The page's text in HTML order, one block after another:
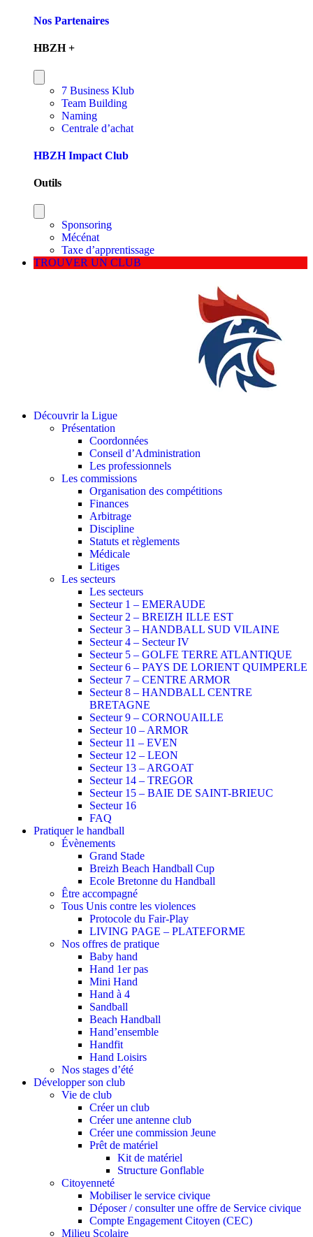
Nos Partenaires
HBZH +
7 Business Klub
Team Building
Naming
Centrale d’achat
HBZH Impact Club
Outils
Sponsoring
Mécénat
Taxe d’apprentissage
TROUVER UN CLUB
Découvrir la Ligue
Présentation
Coordonnées
Conseil d’Administration
Les professionnels
Les commissions
Organisation des compétitions
Finances
Arbitrage
Discipline
Statuts et règlements
Médicale
Litiges
Les secteurs
Les secteurs
Secteur 1 – EMERAUDE
Secteur 2 – BREIZH ILLE EST
Secteur 3 – HANDBALL SUD VILAINE
Secteur 4 – Secteur IV
Secteur 5 – GOLFE TERRE ATLANTIQUE
Secteur 6 – PAYS DE LORIENT QUIMPERLE
Secteur 7 – CENTRE ARMOR
Secteur 8 – HANDBALL CENTRE
BRETAGNE
Secteur 9 – CORNOUAILLE
Secteur 10 – ARMOR
Secteur 11 – EVEN
Secteur 12 – LEON
Secteur 13 – ARGOAT
Secteur 14 – TREGOR
Secteur 15 – BAIE DE SAINT-BRIEUC
Secteur 16
FAQ
Pratiquer le handball
Évènements
Grand Stade
Breizh Beach Handball Cup
Ecole Bretonne du Handball
Être accompagné
Tous Unis contre les violences
Protocole du Fair-Play
LIVING PAGE – PLATEFORME
Nos offres de pratique
Baby hand
Hand 1er pas
Mini Hand
Hand à 4
Sandball
Beach Handball
Hand’ensemble
Handfit
Hand Loisirs
Nos stages d’été
Développer son club
Vie de club
Créer un club
Créer une antenne club
Créer une commission Jeune
Prêt de matériel
Kit de matériel
Structure Gonflable
Citoyenneté
Mobiliser le service civique
Déposer / consulter une offre de Service civique
Compte Engagement Citoyen (CEC)
Milieu Scolaire